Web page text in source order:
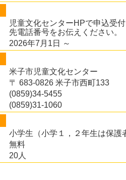
児童文化センターHPで申込受
先電話番号をお伝えください。
2026年7月1日 ～
米子市児童文化センター
〒 683-0826 米子市西町133
(0859)34-5455
(0859)31-1060
小学生（小学１，２年生は保護
無料
20人